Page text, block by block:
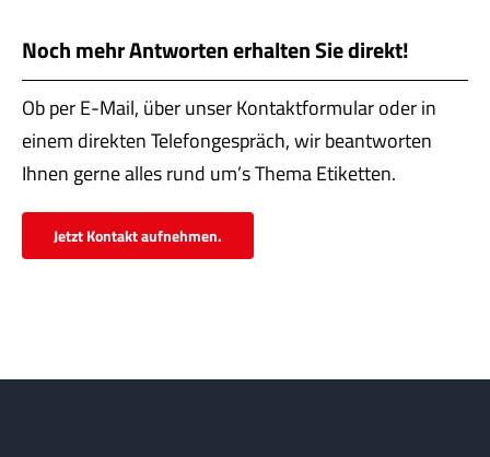
Noch mehr Antworten erhalten Sie direkt!
Ob per E-Mail, über unser Kontaktformular oder in
einem direkten Telefongespräch, wir beantworten
Ihnen gerne alles rund um’s Thema Etiketten.
Jetzt Kontakt aufnehmen.